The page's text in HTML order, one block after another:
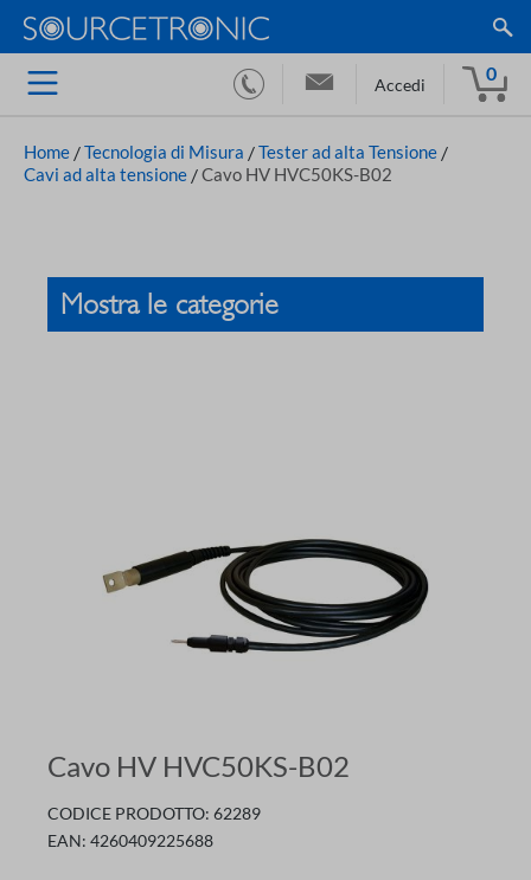
Accedi
0
Home /Tecnologia di Misura /Tester ad alta Tensione /
Cavi ad alta tensione /Cavo HV HVC50KS-B02
Mostra le categorie
Cavo HV HVC50KS-B02
CODICE PRODOTTO: 62289
EAN: 4260409225688